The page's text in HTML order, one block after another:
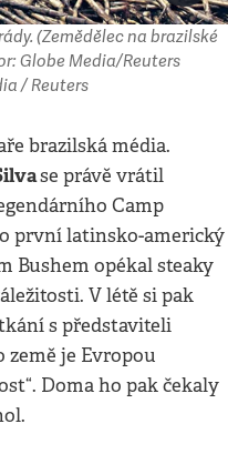
(Zemědělec na brazilské
Globe Media/Reuters
/ Reuters
brazilská média.
se právě vrátil
Camp
první latinsko-americký
Bushem opékal steaky
V létě si pak
s představiteli
země je Evropou
Doma ho pak čekaly